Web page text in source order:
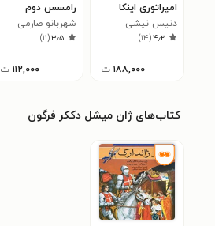
امپراتوری اینکا
دنیس نیشی
۴٫۲(۱۴)
۱۸۸,۰۰۰ ت
رامسس دوم
شهربانو صارمی
۳٫۵(۱۱)
۱۱۲,۰۰۰ ت
کتاب‌های ژان میشل دککر فرگون